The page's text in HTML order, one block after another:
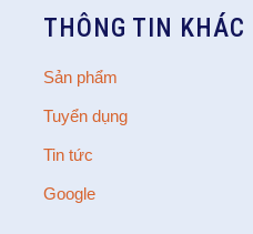
THÔNG TIN KHÁC
Sản phẩm
Tuyển dụng
Tin tức
Google